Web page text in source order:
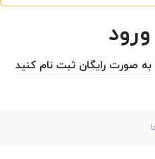
ورود
به صورت رایگان ثبت نام کنید